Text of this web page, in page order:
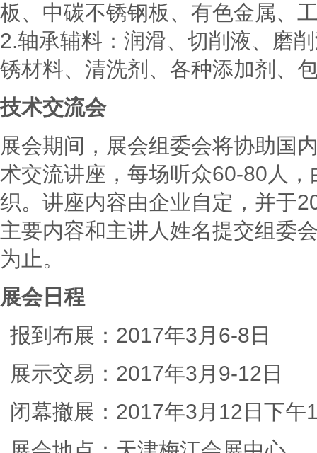
板、中碳不锈钢板、有色金属、
2.轴承辅料：润滑、切削液、磨
锈材料、清洗剂、各种添加剂、
技术交流会
展会期间，展会组委会将协助国
术交流讲座，每场听众60-80人，
织。讲座内容由企业自定，并于
主要内容和主讲人姓名提交组委
为止。
展会日程
报到布展：2017年3月6-8
展示交易：2017年3月9-12日
闭幕撤展：2017年3月12日下